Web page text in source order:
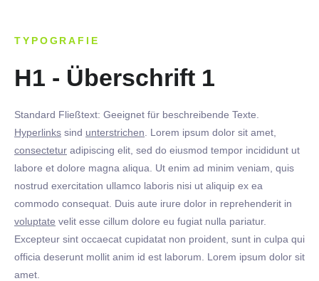
TYPOGRAFIE
H1 - Überschrift 1
Standard Fließtext: Geeignet für beschreibende Texte.
Hyperlinks sind unterstrichen . Lorem ipsum dolor sit amet,
consectetur adipiscing elit, sed do eiusmod tempor incididunt ut
labore et dolore magna aliqua. Ut enim ad minim veniam, quis
nostrud exercitation ullamco laboris nisi ut aliquip ex ea
commodo consequat. Duis aute irure dolor in reprehenderit in
voluptate velit esse cillum dolore eu fugiat nulla pariatur.
Excepteur sint occaecat cupidatat non proident, sunt in culpa qui
officia deserunt mollit anim id est laborum. Lorem ipsum dolor sit
amet.